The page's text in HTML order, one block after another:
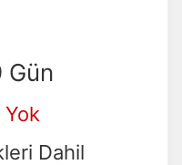
Gün
Yok
Dahil